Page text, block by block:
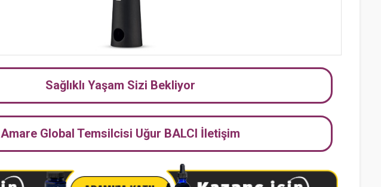
Sağlıklı Yaşam Sizi Bekliyor
Amare Global Temsilcisi Uğur BALCI İletişim